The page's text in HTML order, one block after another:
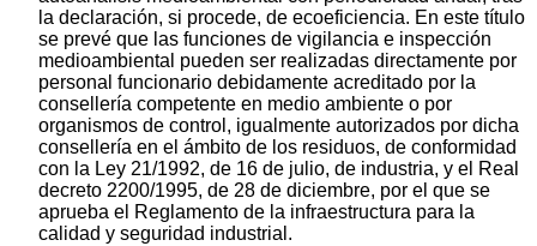
la declaración, si procede, de ecoeficiencia. En este título
se prevé que las funciones de vigilancia e inspección
medioambiental pueden ser realizadas directamente por
personal funcionario debidamente acreditado por la
consellería competente en medio ambiente o por
organismos de control, igualmente autorizados por dicha
consellería en el ámbito de los residuos, de conformidad
con la Ley 21/1992, de 16 de julio, de industria, y el Real
decreto 2200/1995, de 28 de diciembre, por el que se
aprueba el Reglamento de la infraestructura para la
calidad y seguridad industrial.